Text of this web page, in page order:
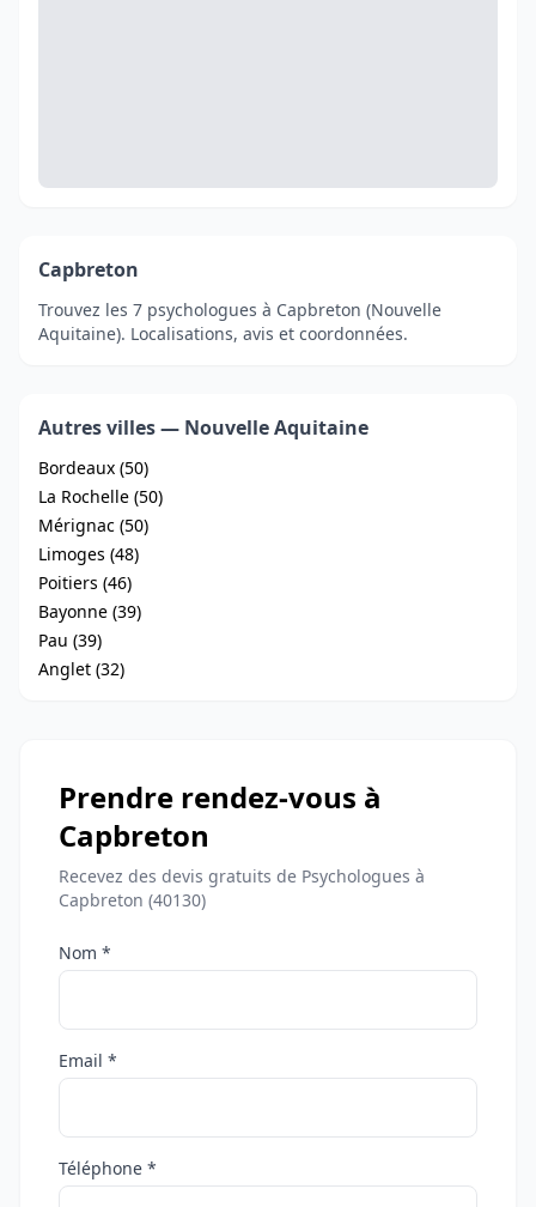
Capbreton
Trouvez les 7 psychologues à Capbreton (Nouvelle
Aquitaine). Localisations, avis et coordonnées.
Autres villes — Nouvelle Aquitaine
Bordeaux (50)
La Rochelle (50)
Mérignac (50)
Limoges (48)
Poitiers (46)
Bayonne (39)
Pau (39)
Anglet (32)
Prendre rendez-vous à
Capbreton
Recevez des devis gratuits de Psychologues à
Capbreton (40130)
Nom *
Email *
Téléphone *